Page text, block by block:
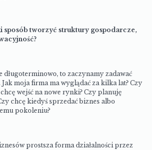
sposób tworzyć struktury gospodarcze,
długoterminowo, to zaczynamy zadawać
moja firma ma wyglądać za kilka lat? Czy
wejść na nowe rynki? Czy planuję
chcę kiedyś sprzedać biznes albo
pokoleniu?
prostsza forma działalności przez